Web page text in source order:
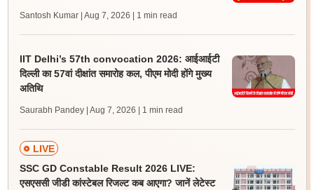
Santosh Kumar | Aug 7, 2026 | 1 min read
IIT Delhi’s 57th convocation 2026: आईआईटी
दिल्ली का 57वां दीक्षांत समारोह कल, पीएम मोदी होंगे मुख्य
अतिथि
Saurabh Pandey | Aug 7, 2026 | 1 min read
LIVE
SSC GD Constable Result 2026 LIVE:
एसएससी जीडी कांस्टेबल रिजल्ट कब आएगा? जानें लेटेस्ट